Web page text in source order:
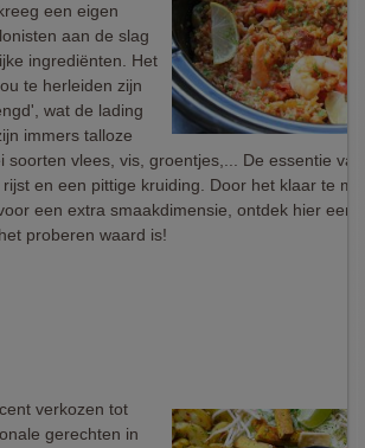
een eigen
aan de slag
ingrediënten. Het
te herleiden zijn
wat de lading
immers talloze
soorten vlees, vis, groentjes,... De essentie
en een pittige kruiding. Door het klaar te
een extra smaakdimensie, ontdek hier een
proberen waard is!
verkozen tot
gerechten in